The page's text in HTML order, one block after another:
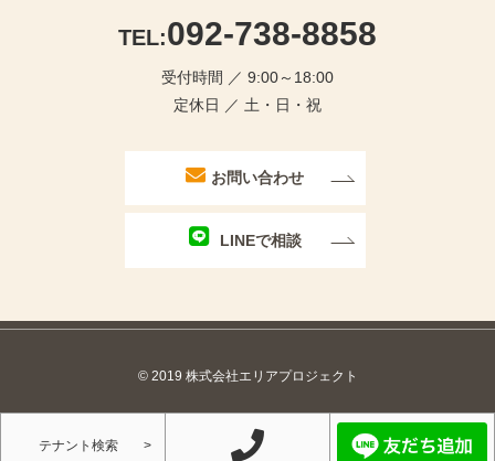
TEL:092-738-8858
受付時間 ／ 9:00～18:00
定休日 ／ 土・日・祝
お問い合わせ
LINEで相談
© 2019 株式会社エリアプロジェクト
テナント検索